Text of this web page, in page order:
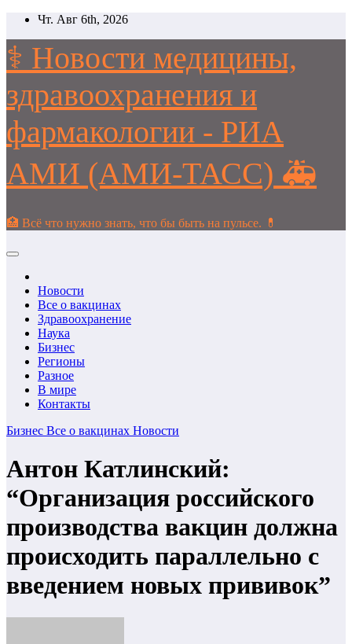
Перейти
содержимому
Чт. Авг 6th, 2026
⚕️ Новости медицины,
здравоохранения и
фармакологии - РИА
АМИ (АМИ-ТАСС) 🚑
🏥 Всё что нужно знать, что бы быть на пульсе. 💊
Новости
Все о вакцинах
Здравоохранение
Наука
Бизнес
Регионы
Разное
В мире
Контакты
Бизнес Все о вакцинах Новости
Антон Катлинский:
“Организация российского
производства вакцин должна
происходить параллельно с
введением новых прививок”